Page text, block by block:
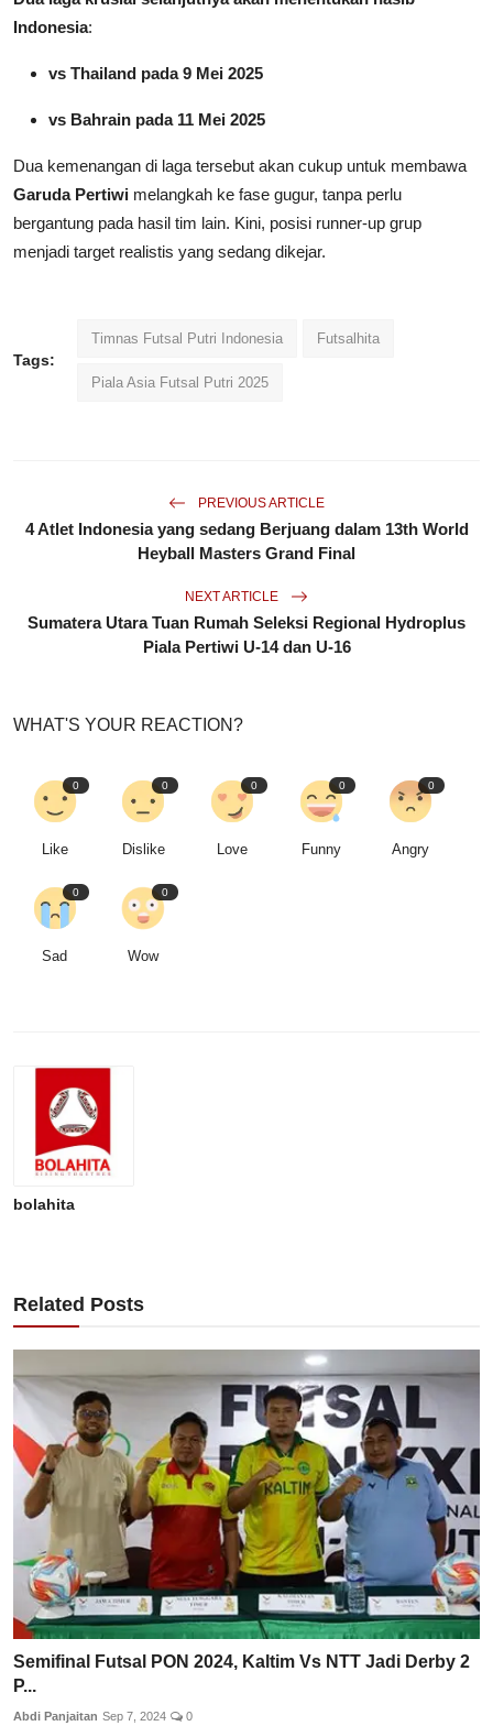
Indonesia:
vs Thailand pada 9 Mei 2025
vs Bahrain pada 11 Mei 2025
Dua kemenangan di laga tersebut akan cukup untuk membawa
Garuda Pertiwi melangkah ke fase gugur, tanpa perlu
bergantung pada hasil tim lain. Kini, posisi runner-up grup
menjadi target realistis yang sedang dikejar.
Tags:
Timnas Futsal Putri Indonesia Futsalhita
Piala Asia Futsal Putri 2025
PREVIOUS ARTICLE
4 Atlet Indonesia yang sedang Berjuang dalam 13th World
Heyball Masters Grand Final
NEXT ARTICLE
Sumatera Utara Tuan Rumah Seleksi Regional Hydroplus
Piala Pertiwi U-14 dan U-16
WHAT'S YOUR REACTION?
0
Like
0
Dislike
0
Love
0
Funny
0
Angry
0
Sad
0
Wow
bolahita
Related Posts
Semifinal Futsal PON 2024, Kaltim Vs NTT Jadi Derby 2
P...
Abdi Panjaitan Sep 7, 2024 0